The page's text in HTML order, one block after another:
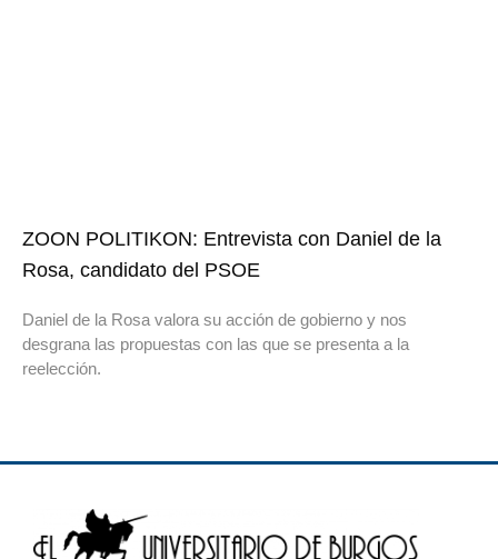
ZOON POLITIKON: Entrevista con Daniel de la
Rosa, candidato del PSOE
Daniel de la Rosa valora su acción de gobierno y nos
desgrana las propuestas con las que se presenta a la
reelección.